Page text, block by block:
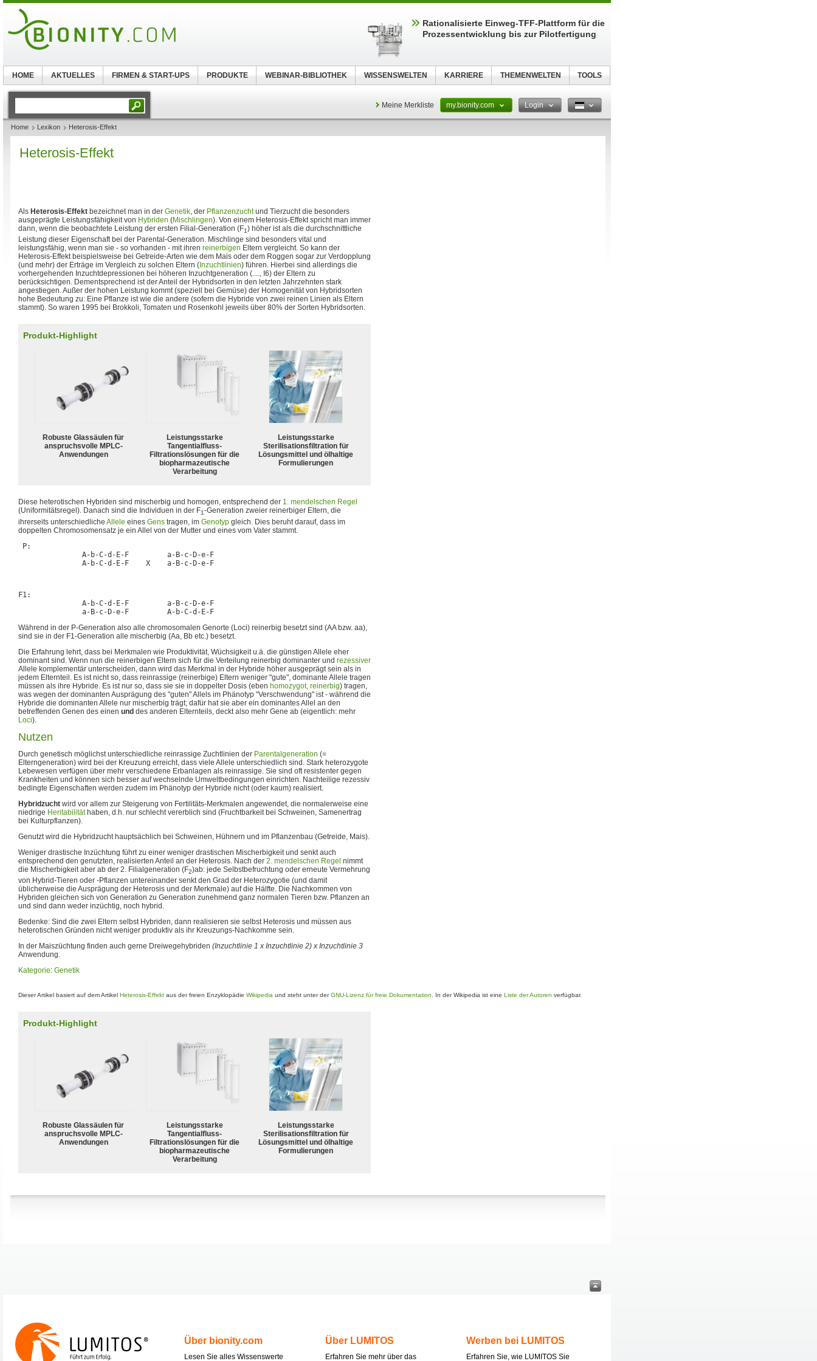
Meine Merkliste my.bionity.com Login
Home Lexikon Heterosis-Effekt
Heterosis-Effekt
Als Heterosis-Effekt bezeichnet man in der Genetik, der Pflanzenzuchtund Tierzucht die besonders
ausgeprägte Leistungsfähigkeit von Hybriden (Mischlingen). Von einem Heterosis-Effekt spricht man immer
dann, wenn die beobachtete Leistung der ersten Filial-Generation (F1) höher ist als die durchschnittliche
Leistung dieser Eigenschaft bei der Parental-Generation. Mischlinge sind besonders vital und
leistungsfähig, wenn man sie - so vorhanden - mit ihren reinerbigen Eltern vergleicht. So kann der
Heterosis-Effekt beispielsweise bei Getreide-Arten wie dem Mais oder dem Roggen sogar zur Verdopplung
(und mehr) der Erträge im Vergleich zu solchen Eltern ( Inzuchtlinien) führen. Hierbei sind allerdings die
vorhergehenden Inzuchtdepressionen bei höheren Inzuchtgeneration (...., I6) der Eltern zu
berücksichtigen. Dementsprechend ist der Anteil der Hybridsorten in den letzten Jahrzehnten stark
angestiegen. Außer der hohen Leistung kommt (speziell bei Gemüse) der Homogenität von Hybridsorten
hohe Bedeutung zu: Eine Pflanze ist wie die andere (sofern die Hybride von zwei reinen Linien als Eltern
stammt). So waren 1995 bei Brokkoli, Tomaten und Rosenkohl jeweils über 80% der Sorten Hybridsorten.
Produkt-Highlight
Robuste Glassäulen für
anspruchsvolle MPLC-
Anwendungen
Leistungsstarke
Tangentialfluss-
Filtrationslösungen für die
biopharmazeutische
Verarbeitung
Leistungsstarke
Sterilisationsfiltration für
Lösungsmittel und ölhaltige
Formulierungen
Diese heterotischen Hybriden sind mischerbig und homogen, entsprechend der 1. mendelschen Regel
(Uniformitätsregel). Danach sind die Individuen in der F1-Generation zweier reinerbiger Eltern, die
ihrerseits unterschiedliche Allele eines Gens tragen, im Genotyp gleich. Dies beruht darauf, dass im
doppelten Chromosomensatz je ein Allel von der Mutter und eines vom Vater stammt.
P:
               A-b-C-d-E-F         a-B-c-D-e-F
F1:
               A-b-C-d-E-F         a-B-c-D-e-F
Während in der P-Generation also alle chromosomalen Genorte (Loci) reinerbig besetzt sind (AA bzw. aa),
sind sie in der F1-Generation alle mischerbig (Aa, Bb etc.) besetzt.
Die Erfahrung lehrt, dass bei Merkmalen wie Produktivität, Wüchsigkeit u.ä. die günstigen Allele eher
dominant sind. Wenn nun die reinerbigen Eltern sich für die Verteilung reinerbig dominanter und rezessiver
Allele komplementär unterscheiden, dann wird das Merkmal in der Hybride höher ausgeprägt sein als in
jedem Elternteil. Es ist nicht so, dass reinrassige (reinerbige) Eltern weniger "gute", dominante Allele tragen
müssen als ihre Hybride. Es ist nur so, dass sie sie in doppelter Dosis (eben homozygot, reinerbig) tragen,
was wegen der dominanten Ausprägung des "guten" Allels im Phänotyp "Verschwendung" ist - während die
Hybride die dominanten Allele nur mischerbig trägt; dafür hat sie aber ein dominantes Allel an den
betreffenden Genen des einen und des anderen Elternteils, deckt also mehr Gene ab (eigentlich: mehr
Loci).
Nutzen
Durch genetisch möglichst unterschiedliche reinrassige Zuchtlinien der Parentalgeneration (=
Elterngeneration) wird bei der Kreuzung erreicht, dass viele Allele unterschiedlich sind. Stark heterozygote
Lebewesen verfügen über mehr verschiedene Erbanlagen als reinrassige. Sie sind oft resistenter gegen
Krankheiten und können sich besser auf wechselnde Umweltbedingungen einrichten. Nachteilige rezessiv
bedingte Eigenschaften werden zudem im Phänotyp der Hybride nicht (oder kaum) realisiert.
Hybridzucht wird vor allem zur Steigerung von Fertilitäts-Merkmalen angewendet, die normalerweise eine
niedrige Heritabilitäthaben, d.h. nur schlecht vererblich sind (Fruchtbarkeit bei Schweinen, Samenertrag
bei Kulturpflanzen).
Genutzt wird die Hybridzucht hauptsächlich bei Schweinen, Hühnern und im Pflanzenbau (Getreide, Mais).
Weniger drastische Inzüchtung führt zu einer weniger drastischen Mischerbigkeit und senkt auch
entsprechend den genutzten, realisierten Anteil an der Heterosis. Nach der 2. mendelschen Regel nimmt
die Mischerbigkeit aber ab der 2. Filialgeneration (F2)ab: jede Selbstbefruchtung oder erneute Vermehrung
von Hybrid-Tieren oder -Pflanzen untereinander senkt den Grad der Heterozygotie (und damit
üblicherweise die Ausprägung der Heterosis und der Merkmale) auf die Hälfte. Die Nachkommen von
Hybriden gleichen sich von Generation zu Generation zunehmend ganz normalen Tieren bzw. Pflanzen an
und sind dann weder inzüchtig, noch hybrid.
Bedenke: Sind die zwei Eltern selbst Hybriden, dann realisieren sie selbst Heterosis und müssen aus
heterotischen Gründen nicht weniger produktiv als ihr Kreuzungs-Nachkomme sein.
In der Maiszüchtung finden auch gerne Dreiwegehybriden (Inzuchtlinie 1 x Inzuchtlinie 2) x Inzuchtlinie 3
Anwendung.
Kategorie: Genetik
Dieser Artikel basiert auf dem Artikel Heterosis-Effekt aus der freien Enzyklopädie Wikipedia und steht unter derGNU-Lizenz für freie Dokumentation . In der Wikipedia ist eine Liste der Autoren verfügbar.
Produkt-Highlight
Robuste Glassäulen für
anspruchsvolle MPLC-
Anwendungen
Leistungsstarke
Tangentialfluss-
Filtrationslösungen für die
biopharmazeutische
Verarbeitung
Leistungsstarke
Sterilisationsfiltration für
Lösungsmittel und ölhaltige
Formulierungen
Über bionity.com
Lesen Sie alles Wissenswerte
Über LUMITOS
Erfahren Sie mehr über das
Werben bei LUMITOS
Erfahren Sie, wie LUMITOS Sie
Rationalisierte Einweg-TFF-Plattform für die
Prozessentwicklung bis zur Pilotfertigung
HOME AKTUELLES FIRMEN & START-UPS PRODUKTE WEBINAR-BIBLIOTHEK WISSENSWELTEN KARRIERE THEMENWELTEN TOOLS